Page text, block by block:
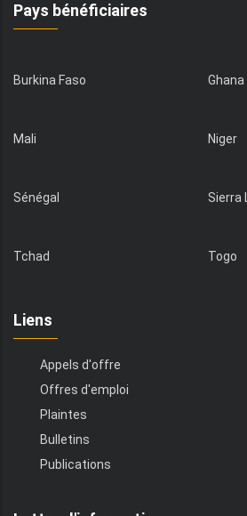
Pays bénéficiaires
Burkina Faso Ghana
Mali Niger
Sénégal Sierra
Tchad Togo
Liens
Appels d'offre
Offres d'emploi
Plaintes
Bulletins
Publications